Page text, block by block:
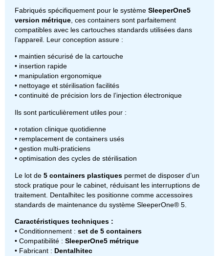
Fabriqués spécifiquement pour le système SleeperOne5
version métrique , ces containers sont parfaitement
compatibles avec les cartouches standards utilisées dans
l’appareil. Leur conception assure :
• maintien sécurisé de la cartouche
• insertion rapide
• manipulation ergonomique
• nettoyage et stérilisation facilités
• continuité de précision lors de l’injection électronique
Ils sont particulièrement utiles pour :
• rotation clinique quotidienne
• remplacement de containers usés
• gestion multi-praticiens
• optimisation des cycles de stérilisation
Le lot de 5 containers plastiques permet de disposer d’un
stock pratique pour le cabinet, réduisant les interruptions de
traitement. Dentalhitec les positionne comme accessoires
standards de maintenance du système SleeperOne® 5.
Caractéristiques techniques :
• Conditionnement : set de 5 containers
• Compatibilité : SleeperOne5 métrique
• Fabricant : Dentalhitec